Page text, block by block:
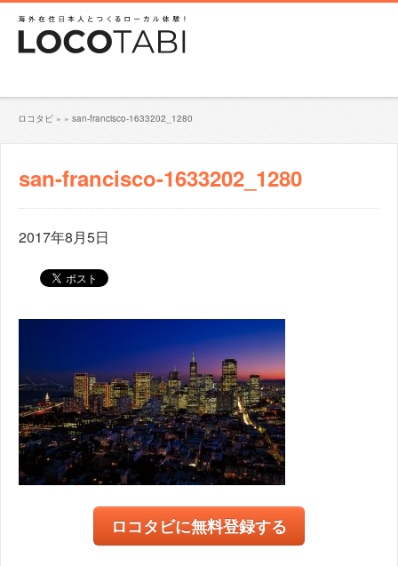
ロコタビ » » san-francisco-1633202_1280
san-francisco-1633202_1280
2017年8月5日
ロコタビに無料登録する